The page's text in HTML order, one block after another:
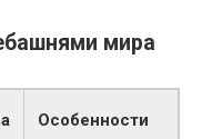
мира
Особенности